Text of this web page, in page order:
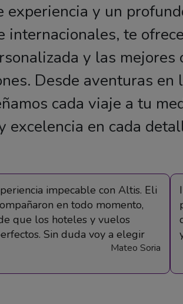
experiencia y un
internacionales, te
y las
Desde aventuras
cada viaje a tu
excelencia en cada
impecable con Altis. Eli
en todo momento,
que los hoteles y vuelos
Sin duda voy a elegir
Mateo Soria